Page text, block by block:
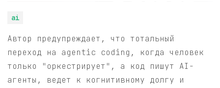
ai
Автор предупреждает, что тотальный
переход на agentic coding, когда человек
только "оркестрирует", а код пишут AI-
агенты, ведет к когнитивному долгу и